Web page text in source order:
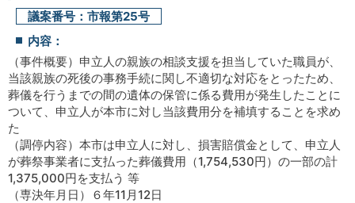
議案番号：市報第25号
内容：
（事件概要）申立人の親族の相談支援を担当していた職員が、
当該親族の死後の事務手続に関し不適切な対応をとったため、
葬儀を行うまでの間の遺体の保管に係る費用が発生したことに
ついて、申立人が本市に対し当該費用分を補填することを求め
た
（調停内容）本市は申立人に対し、損害賠償金として、申立人
が葬祭事業者に支払った葬儀費用（1,754,530円）の一部の計
1,375,000円を支払う 等
（専決年月日）６年11月12日